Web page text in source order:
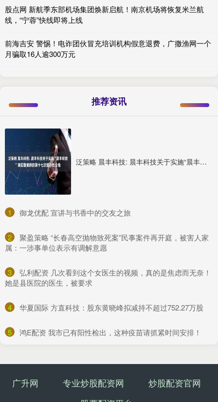
股点网 新航季东部机场集团焕新启航！南京机场将恢复米兰航
线，“宁蓉”快线即将上线
前海吉安 警惕！电诈团伙冒充培训机构假意退费，广撒渔网一个
月骗取16人逾300万元
推荐资讯
泛策略 晨丰科技: 晨丰科技关于实施“晨丰转债”赎回暨摘牌的第十七次提示性公告
1 ​御龙优配 宣讲与书香中的交友之旅
2
​聚盈策略 “长春高空抛物致死案”民事案件再开庭，被害人家
属：一涉事单位表示有调解意愿
3
​弘利配资 几次看到这个女医生的视频，真的是焦虑而无奈！
她是县医院的医生，被要求
4 ​华夏国际 方直科技：股东黄晓峰拟减持不超过752.27万股
5 ​鸿E配资 我市已有阳性检出，这种疫苗请抓紧时间安排！
广升网 专业炒股配资网
炒股配资官网